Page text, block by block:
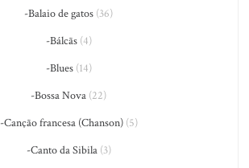
-Balaio de gatos (36)
-Bálcãs(4)
-Blues(14)
-Bossa Nova (22)
-Canção francesa (Chanson)(5)
-Canto da Sibila(3)